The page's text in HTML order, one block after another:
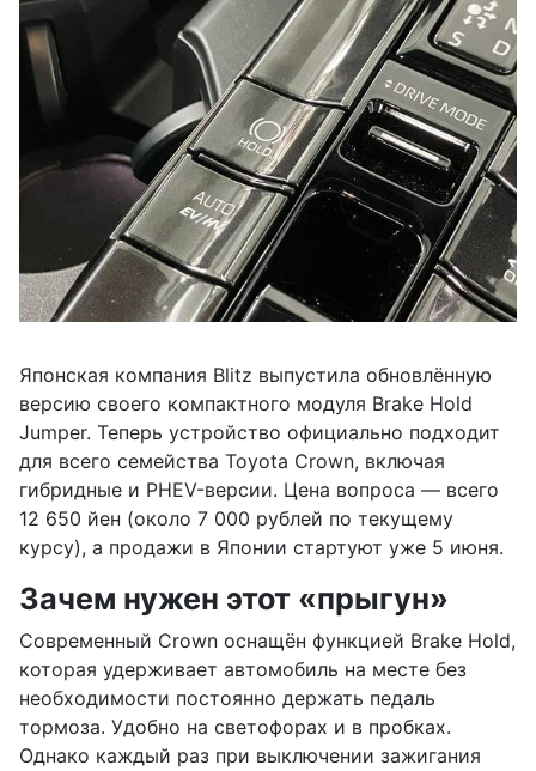
Японская компания Blitz выпустила обновлённую
версию своего компактного модуля Brake Hold
Jumper. Теперь устройство официально подходит
для всего семейства Toyota Crown, включая
гибридные и PHEV-версии. Цена вопроса — всего
12 650 йен (около 7 000 рублей по текущему
курсу), а продажи в Японии стартуют уже 5 июня.
Зачем нужен этот «прыгун»
Современный Crown оснащён функцией Brake Hold,
которая удерживает автомобиль на месте без
необходимости постоянно держать педаль
тормоза. Удобно на светофорах и в пробках.
Однако каждый раз при выключении зажигания